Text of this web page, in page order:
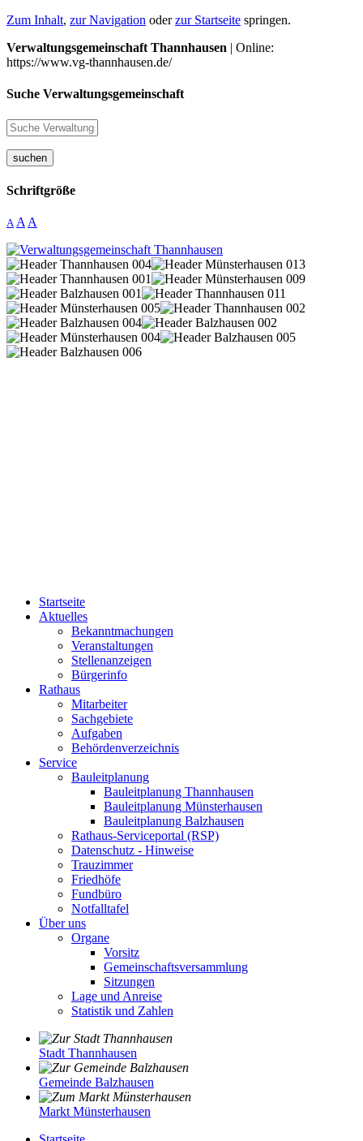
Zum Inhalt, zur Navigation oderzur Startseite springen.
Verwaltungsgemeinschaft Thannhausen | Online:
https://www.vg-thannhausen.de/
Suche Verwaltungsgemeinschaft
suchen
Schriftgröße
A A A
Startseite
Aktuelles
Bekanntmachungen
Veranstaltungen
Stellenanzeigen
Bürgerinfo
Rathaus
Mitarbeiter
Sachgebiete
Aufgaben
Behördenverzeichnis
Service
Bauleitplanung
Bauleitplanung Thannhausen
Bauleitplanung Münsterhausen
Bauleitplanung Balzhausen
Rathaus-Serviceportal (RSP)
Datenschutz - Hinweise
Trauzimmer
Friedhöfe
Fundbüro
Notfalltafel
Über uns
Organe
Vorsitz
Gemeinschaftsversammlung
Sitzungen
Lage und Anreise
Statistik und Zahlen
Stadt Thannhausen
Gemeinde Balzhausen
Markt Münsterhausen